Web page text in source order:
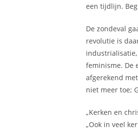
een tijdlijn.
De zondeval
revolutie is
feminisme. De
afgerekend
niet meer toe;
„Kerken en
„Ook in veel